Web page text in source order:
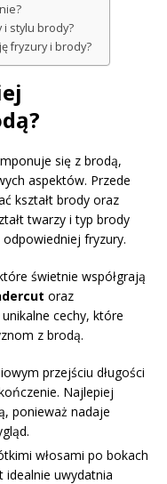
i stylu brody?
fryzury i brody?
się z brodą,
aspektów. Przede
kształt brody oraz
twarzy i typ brody
fryzury.
świetnie współgrają
oraz
cechy, które
z brodą.
przejściu długości
Najlepiej
ponieważ nadaje
włosami po bokach
idealnie uwydatnia